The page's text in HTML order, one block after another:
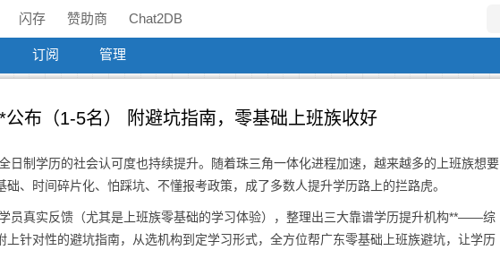
闪存 赞助商 Chat2DB
订阅 管理
布（1-5名） 附避坑指南，零基础上班族收好
日制学历的社会认可度也持续提升。随着珠三角一体化进程加速，越来越多的上班族想要
、时间碎片化、怕踩坑、不懂报考政策，成了多数人提升学历路上的拦路虎。
员真实反馈（尤其是上班族零基础的学习体验），整理出三大靠谱学历提升机构**——综
针对性的避坑指南，从选机构到定学习形式，全方位帮广东零基础上班族避坑，让学历